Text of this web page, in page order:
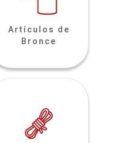
Artículos de
Bronce